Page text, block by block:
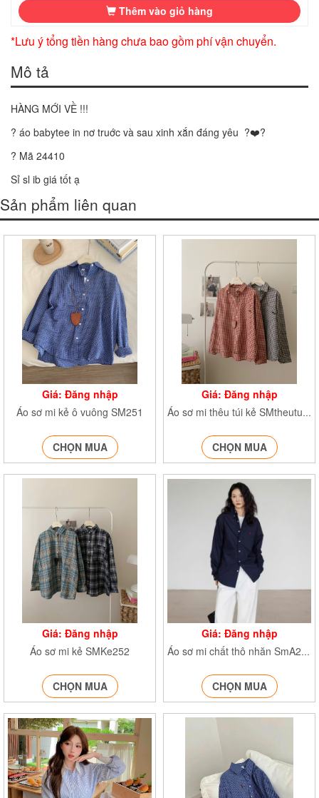
Thêm vào giỏ hàng
*Lưu ý tổng tiền hàng chưa bao gồm phí vận chuyển.
Mô tả
HÀNG MỚI VỀ !!!
? áo babytee in nơ truớc và sau xinh xắn đáng yêu ?❤️?
? Mã 24410
Sỉ sl ib giá tốt ạ
Sản phẩm liên quan
Giá: Đăng nhập
Áo sơ mi kẻ ô vuông SM251
CHỌN MUA
Giá: Đăng nhập
Áo sơ mi thêu túi kẻ SMtheutui253
CHỌN MUA
Giá: Đăng nhập
Áo sơ mi kẻ SMKe252
CHỌN MUA
Giá: Đăng nhập
Áo sơ mi chất thô nhăn SmA255
CHỌN MUA